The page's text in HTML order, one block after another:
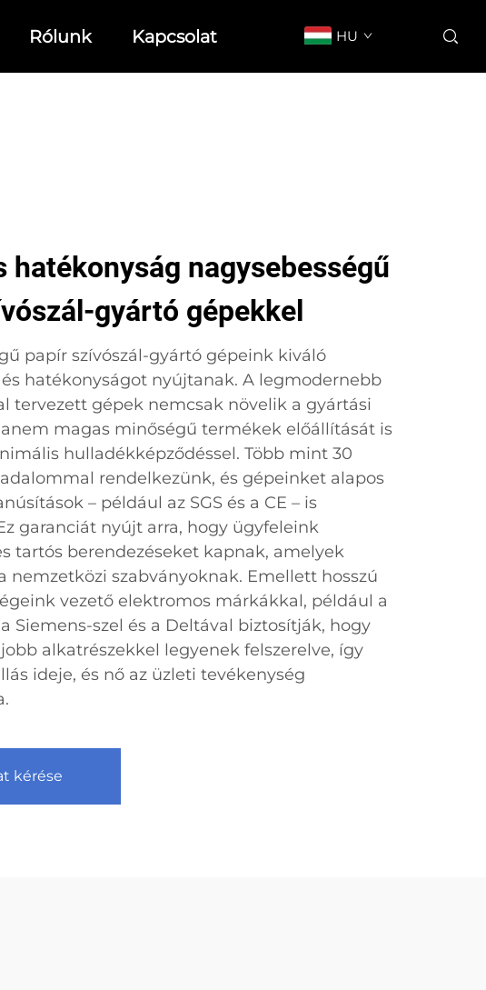
Rólunk Kapcsolat HU
hatékonyság nagysebességű
gyártó gépekkel
papír szívószál-gyártó gépeink kiváló
hatékonyságot nyújtanak. A legmodernebb
tervezett gépek nemcsak növelik a gyártási
magas minőségű termékek előállítását is
hulladékképződéssel. Több mint 30
rendelkezünk, és gépeinket alapos
– például az SGS és a CE – is
garanciát nyújt arra, hogy ügyfeleink
tartós berendezéseket kapnak, amelyek
nemzetközi szabványoknak. Emellett hosszú
vezető elektromos márkákkal, például a
Siemens-szel és a Deltával biztosítják, hogy
alkatrészekkel legyenek felszerelve, így
ideje, és nő az üzleti tevékenység
kérése